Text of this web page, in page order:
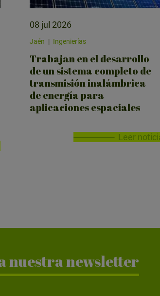
08 jul 2026
Jaén | Ingenierías
Trabajan en el desarrollo
de un sistema completo de
transmisión inalámbrica
de energía para
aplicaciones espaciales
Leer
nuestra newsletter